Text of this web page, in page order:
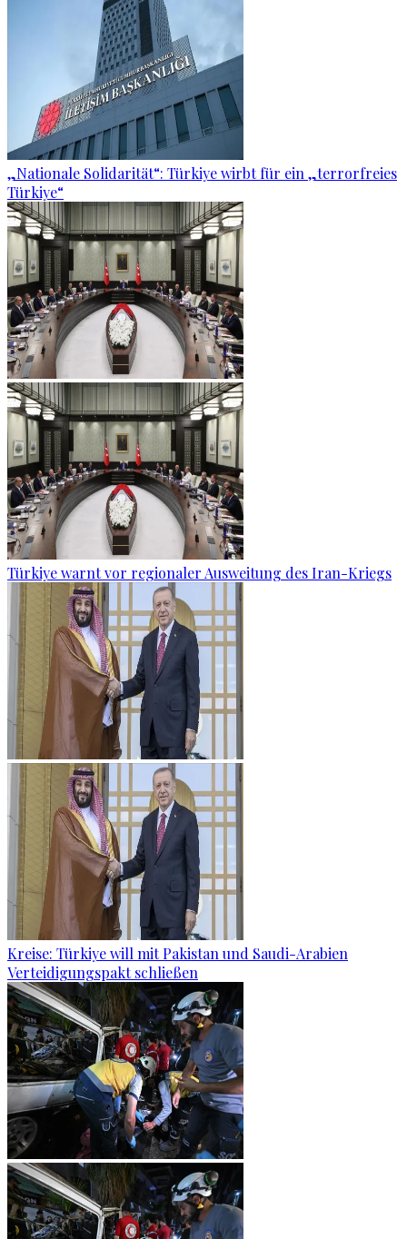
„Nationale Solidarität“: Türkiye wirbt für ein „terrorfreies
Türkiye“
Türkiye warnt vor regionaler Ausweitung des Iran-Kriegs
Kreise: Türkiye will mit Pakistan und Saudi-Arabien
Verteidigungspakt schließen